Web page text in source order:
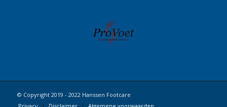
© Copyright 2019 - 2022 Hanssen Footcare